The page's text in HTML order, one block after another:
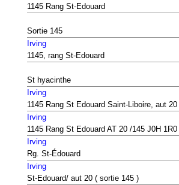
1145 Rang St-Edouard
Sortie 145
Irving
1145, rang St-Edouard
St hyacinthe
Irving
1145 Rang St Edouard Saint-Liboire, aut
Irving
1145 Rang St Edouard AT 20 /145 J0H 1R0
Irving
Rg. St-Édouard
Irving
St-Edouard/ aut 20 ( sortie 145 )